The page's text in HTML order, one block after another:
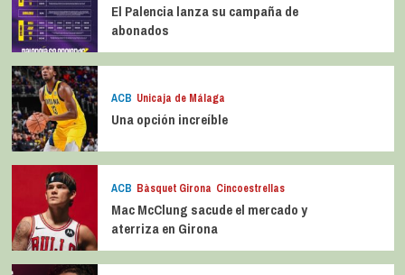
El Palencia lanza su campaña de
abonados
ACB Unicaja de Málaga
Una opción increíble
ACB Bàsquet Girona Cincoestrellas
Mac McClung sacude el mercado y
aterriza en Girona